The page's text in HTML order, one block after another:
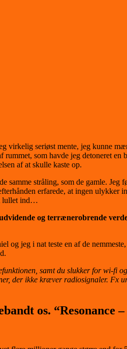
seriøst mente, jeg kunne
som havde jeg detoneret
af at skulle kaste op.
stråling, som de gamle. Jeg
erfarede, at ingen ulykker
lullet ind…
og terrænerobrende
og jeg i nat teste en af de
samt du slukker for wi-fi
der ikke kræver radiosignaler. Fx
os. “Resonance